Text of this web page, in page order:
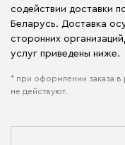
содействии доставки
Беларусь. Доставка
сторонних
услуг приведены ниже.
* при оформлении заказа в
не действуют.